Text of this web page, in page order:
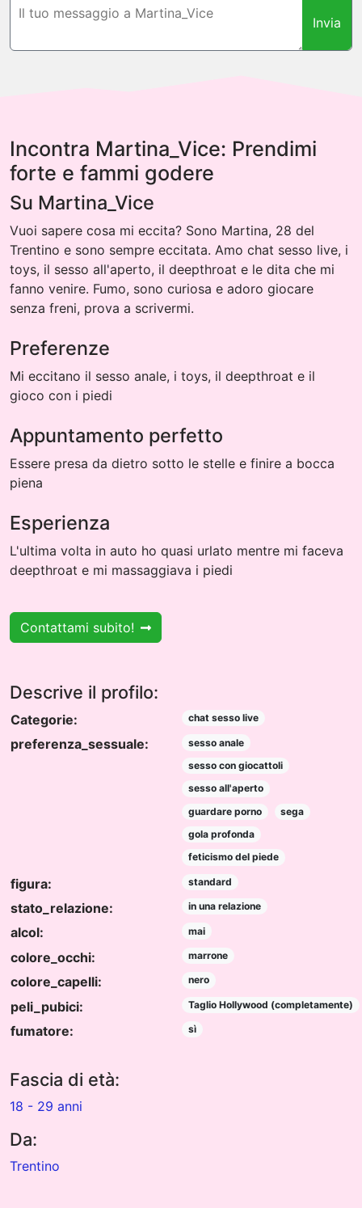
Invia
Incontra Martina_Vice: Prendimi
forte e fammi godere
Su Martina_Vice
Vuoi sapere cosa mi eccita? Sono Martina, 28 del
Trentino e sono sempre eccitata. Amo chat sesso live, i
toys, il sesso all'aperto, il deepthroat e le dita che mi
fanno venire. Fumo, sono curiosa e adoro giocare
senza freni, prova a scrivermi.
Preferenze
Mi eccitano il sesso anale, i toys, il deepthroat e il
gioco con i piedi
Appuntamento perfetto
Essere presa da dietro sotto le stelle e finire a bocca
piena
Esperienza
L'ultima volta in auto ho quasi urlato mentre mi faceva
deepthroat e mi massaggiava i piedi
Contattami subito!
Descrive il profilo:
Categorie: chat sesso live
preferenza_sessuale:
sesso anale
sesso con giocattoli
sesso all'aperto
guardare porno
sega
gola profonda
feticismo del piede
figura: standard
stato_relazione: in una relazione
alcol: mai
colore_occhi: marrone
colore_capelli: nero
peli_pubici: Taglio Hollywood (completamente)
fumatore: sì
Fascia di età:
18 - 29 anni
Da:
Trentino